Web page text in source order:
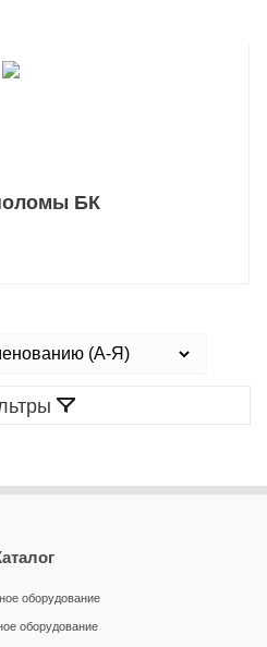
БК
оборудование
оборудование